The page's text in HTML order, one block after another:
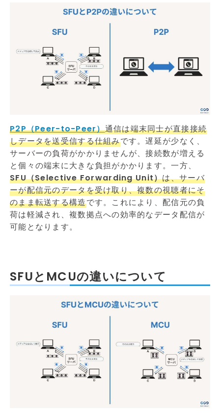
P2P（Peer-to-Peer）通信は端末同士が直接接続
しデータを送受信する仕組みです。遅延が少なく、
サーバーの負荷がかかりませんが、接続数が増える
と個々の端末に大きな負担がかかります。一方、
SFU（Selective Forwarding Unit）は、サーバ
ーが配信元のデータを受け取り、複数の視聴者にそ
のまま転送する構造です。これにより、配信元の負
荷は軽減され、複数拠点への効率的なデータ配信が
可能となります。
SFUとMCUの違いについて